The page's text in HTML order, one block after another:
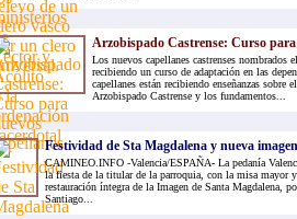
Arzobispado Castrense: Curso para
Los nuevos capellanes castrenses nombrados
recibiendo un curso de adaptación en las
capellanes están recibiendo enseñanzas sobre
Arzobispado Castrense y los fundamentos...
Festividad de Sta Magdalena y nueva imagen
CAMINEO.INFO -Valencia/ESPAÑA- La pedanía
la fiesta de la titular de la parroquia, con la misa mayor
restauración íntegra de la Imagen de Santa Magdalena,
Santiago...